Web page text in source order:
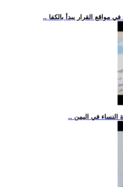
مواقع القرار يبدأ بالكفا
النساء في اليمن